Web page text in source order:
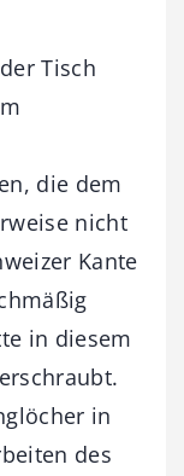
Tisch
die dem
nicht
Kante
in diesem
in
des